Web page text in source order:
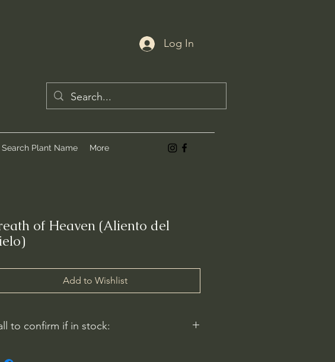
Log In
Search Plant Name More
of Heaven (Aliento del
Add to Wishlist
to confirm if in stock: